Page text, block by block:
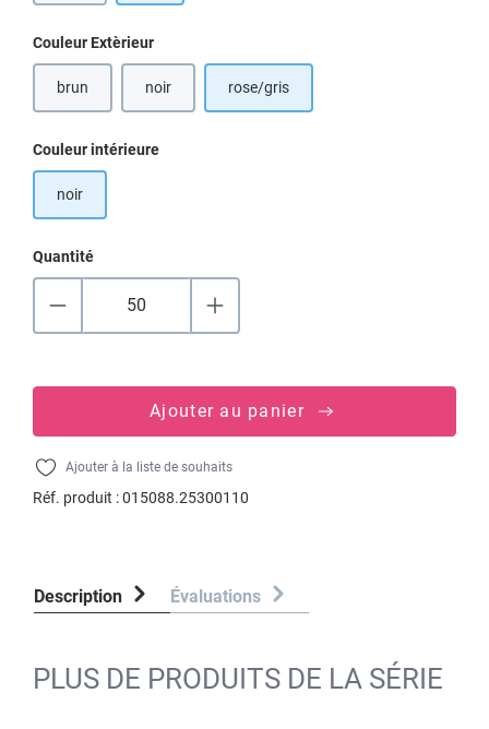
Sélectionnez
Couleur Extèrieur
brun noir rose/gris
Sélectionnez
Couleur intérieure
noir
Quantité
Ajouter au panier
Ajouter à la liste de souhaits
Réf. produit :015088.25300110
Description Évaluations
PLUS DE PRODUITS DE LA SÉRIE